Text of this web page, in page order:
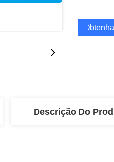
Descrição Do